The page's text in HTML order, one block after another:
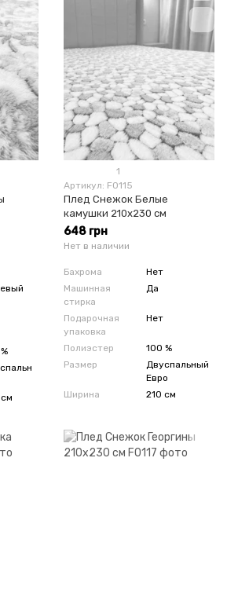
1
Артикул: F0115
Плед Снежок Белые
камушки 210х230 см
648 грн
Нет в наличии
Бахрома
Нет
Машинная
стирка
Да
Подарочная
упаковка
Нет
Полиэстер
100 %
Размер
Двуспальный
Евро
Ширина
210 см